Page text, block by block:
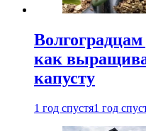
Волгоградцам
как
капусту
1 год спустя1 год